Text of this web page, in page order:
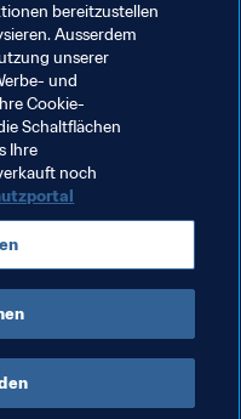
bereitzustellen
Ausserdem
unserer
und
Cookie-
Schaltflächen
Ihre
noch